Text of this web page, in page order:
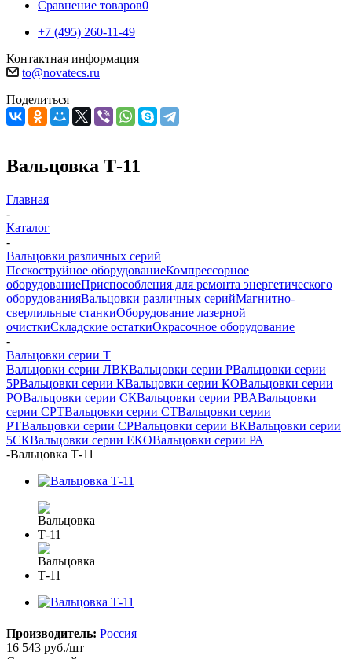
Сравнение товаров0
+7 (495) 260-11-49
Контактная информация
to@novatecs.ru
Поделиться
Вальцовка Т-11
Главная
-
Каталог
-
Вальцовки различных серий
Пескоструйное оборудованиеКомпрессорное
оборудованиеПриспособления для ремонта энергетического
оборудованияВальцовки различных серийМагнитно-
сверлильные станкиОборудование лазерной
очисткиСкладские остаткиОкрасочное оборудование
-
Вальцовки серии Т
Вальцовки серии ЛВКВальцовки серии РВальцовки серии
5РВальцовки серии КВальцовки серии КОВальцовки серии
РОВальцовки серии СКВальцовки серии РВАВальцовки
серии СРТВальцовки серии СТВальцовки серии
РТВальцовки серии СРВальцовки серии ВКВальцовки серии
5СКВальцовки серии ЕКОВальцовки серии РА
-Вальцовка Т-11
Производитель: Россия
16 543 руб./шт